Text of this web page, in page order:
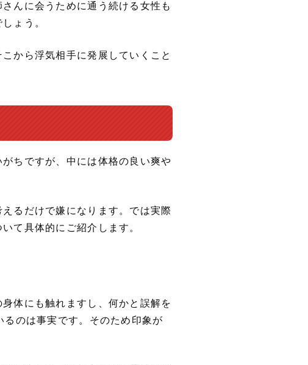
んに会うために通う続ける女性も
ょう。
から浮気相手に発展していくこと
ちですが、中には体格の良い爽や
るだけで嫌になります。では実際
て具体的にご紹介します。
体にも触れますし、何かと誤解を
のは事実です。そのため印象が